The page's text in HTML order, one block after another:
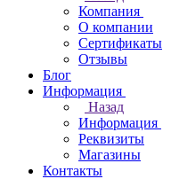
Компания
О компании
Сертификаты
Отзывы
Блог
Информация
Назад
Информация
Реквизиты
Магазины
Контакты